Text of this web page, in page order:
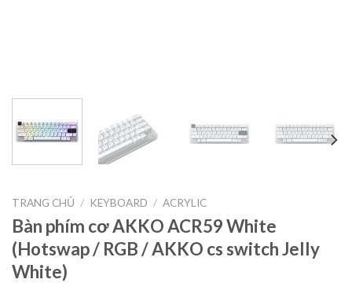
TRANG CHỦ / KEYBOARD / ACRYLIC
Bàn phím cơ AKKO ACR59 White
(Hotswap / RGB / AKKO cs switch Jelly
White)